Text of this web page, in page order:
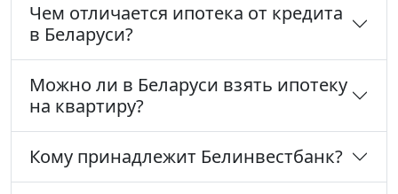
Чем отличается ипотека от кредита
в Беларуси?
Можно ли в Беларуси взять ипотеку
на квартиру?
Кому принадлежит Белинвестбанк?